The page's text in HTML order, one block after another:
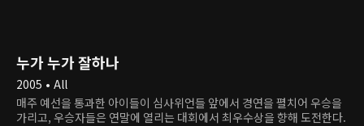
누가 누가 잘하나
2005 • All
매주 예선을 통과한 아이들이 심사위언들 앞에서 경연을 펼치어 우승을
가리고, 우승자들은 연말에 열리는 대회에서 최우수상을 향해 도전한다.